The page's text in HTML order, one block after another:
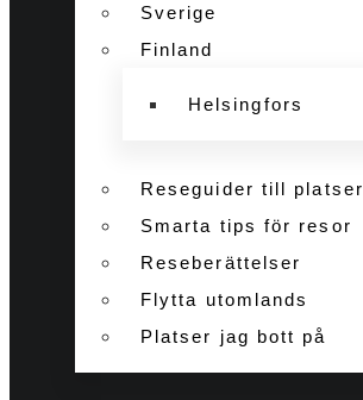
Sverige
Finland
Helsingfors
Reseguider till platser
Smarta tips för resor
Reseberättelser
Flytta utomlands
Platser jag bott på